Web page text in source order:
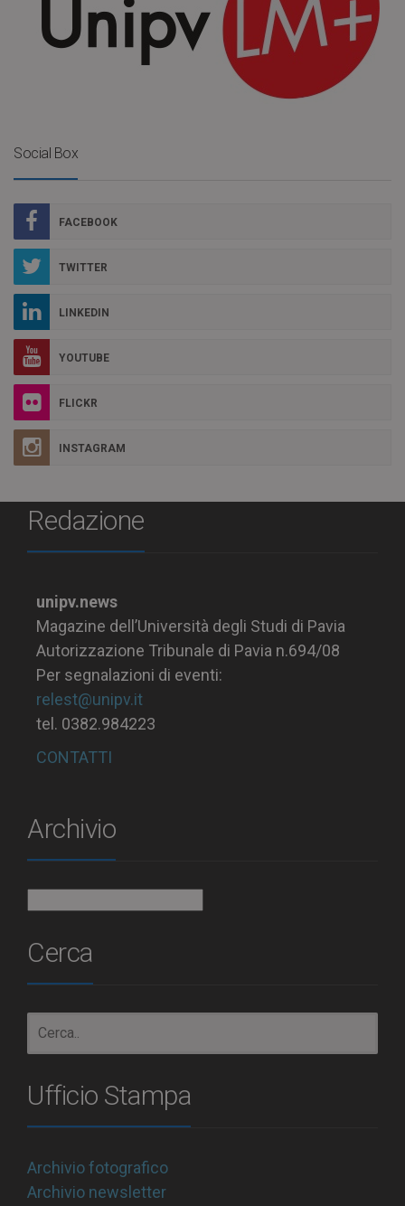
Social Box
FACEBOOK
TWITTER
LINKEDIN
YOUTUBE
FLICKR
INSTAGRAM
Redazione
unipv.news
Magazine dell’Università degli Studi di Pavia
Autorizzazione Tribunale di Pavia n.694/08
Per segnalazioni di eventi:
relest@unipv.it
tel. 0382.984223
CONTATTI
Archivio
Cerca
Ufficio Stampa
Archivio fotografico
Archivio newsletter